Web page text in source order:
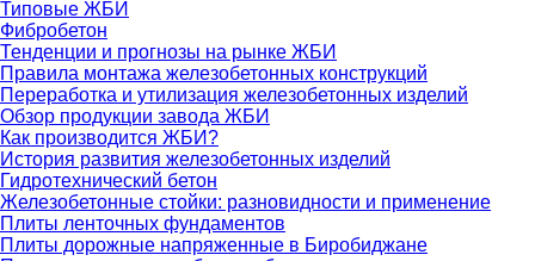
Типовые ЖБИ
Фибробетон
Тенденции и прогнозы на рынке ЖБИ
Правила монтажа железобетонных конструкций
Переработка и утилизация железобетонных изделий
Обзор продукции завода ЖБИ
Как производится ЖБИ?
История развития железобетонных изделий
Гидротехнический бетон
Железобетонные стойки: разновидности и применение
Плиты ленточных фундаментов
Плиты дорожные напряженные в Биробиджане